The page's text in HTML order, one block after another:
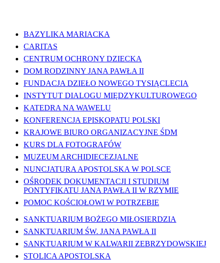
BAZYLIKA MARIACKA
CARITAS
CENTRUM OCHRONY DZIECKA
DOM RODZINNY JANA PAWŁA II
FUNDACJA DZIEŁO NOWEGO TYSIĄCLECIA
INSTYTUT DIALOGU MIĘDZYKULTUROWEGO
KATEDRA NA WAWELU
KONFERENCJA EPISKOPATU POLSKI
KRAJOWE BIURO ORGANIZACYJNE ŚDM
KURS DLA FOTOGRAFÓW
MUZEUM ARCHIDIECEZJALNE
NUNCJATURA APOSTOLSKA W POLSCE
OŚRODEK DOKUMENTACJI I STUDIUM
PONTYFIKATU JANA PAWŁA II W RZYMIE
POMOC KOŚCIOŁOWI W POTRZEBIE
SANKTUARIUM BOŻEGO MIŁOSIERDZIA
SANKTUARIUM ŚW. JANA PAWŁA II
SANKTUARIUM W KALWARII ZEBRZYDOWSKIEJ
STOLICA APOSTOLSKA